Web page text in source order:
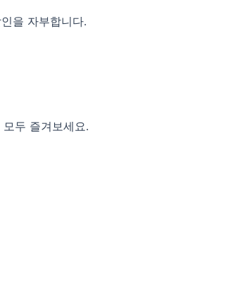
을 자부합니다.
두 즐겨보세요.